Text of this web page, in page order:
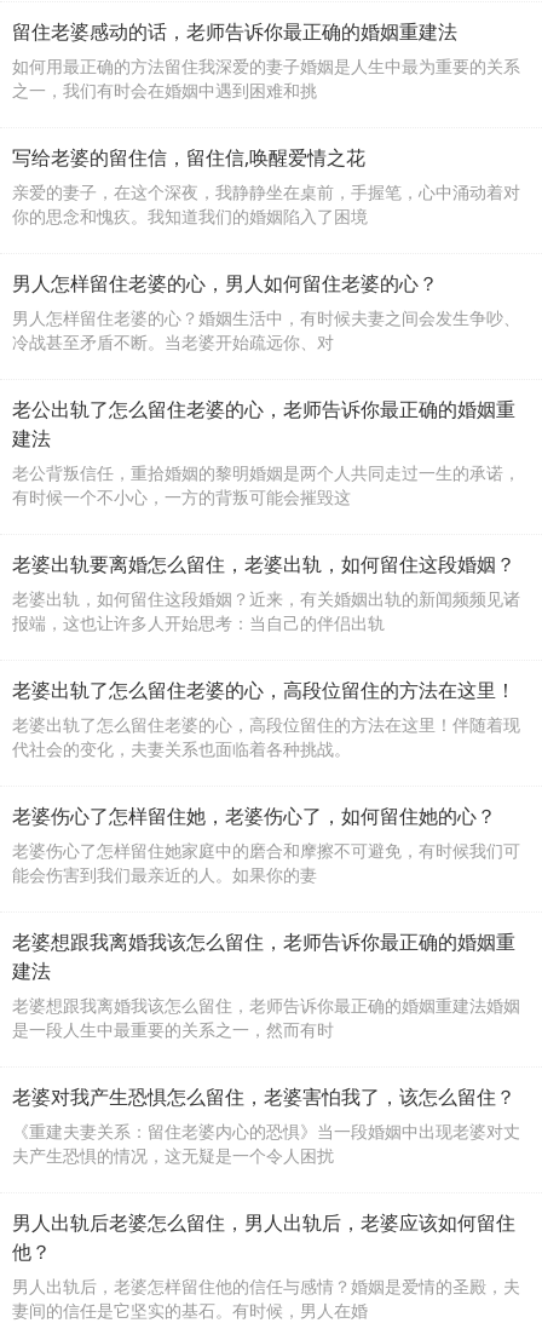
留住老婆感动的话，老师告诉你最正确的婚姻重建法
如何用最正确的方法留住我深爱的妻子婚姻是人生中最为重要的关系
之一，我们有时会在婚姻中遇到困难和挑
写给老婆的留住信，留住信,唤醒爱情之花
亲爱的妻子，在这个深夜，我静静坐在桌前，手握笔，心中涌动着对
你的思念和愧疚。我知道我们的婚姻陷入了困境
男人怎样留住老婆的心，男人如何留住老婆的心？
男人怎样留住老婆的心？婚姻生活中，有时候夫妻之间会发生争吵、
冷战甚至矛盾不断。当老婆开始疏远你、对
老公出轨了怎么留住老婆的心，老师告诉你最正确的婚姻重
建法
老公背叛信任，重拾婚姻的黎明婚姻是两个人共同走过一生的承诺，
有时候一个不小心，一方的背叛可能会摧毁这
老婆出轨要离婚怎么留住，老婆出轨，如何留住这段婚姻？
老婆出轨，如何留住这段婚姻？近来，有关婚姻出轨的新闻频频见诸
报端，这也让许多人开始思考：当自己的伴侣出轨
老婆出轨了怎么留住老婆的心，高段位留住的方法在这里！
老婆出轨了怎么留住老婆的心，高段位留住的方法在这里！伴随着现
代社会的变化，夫妻关系也面临着各种挑战。
老婆伤心了怎样留住她，老婆伤心了，如何留住她的心？
老婆伤心了怎样留住她家庭中的磨合和摩擦不可避免，有时候我们可
能会伤害到我们最亲近的人。如果你的妻
老婆想跟我离婚我该怎么留住，老师告诉你最正确的婚姻重
建法
老婆想跟我离婚我该怎么留住，老师告诉你最正确的婚姻重建法婚姻
是一段人生中最重要的关系之一，然而有时
老婆对我产生恐惧怎么留住，老婆害怕我了，该怎么留住？
《重建夫妻关系：留住老婆内心的恐惧》当一段婚姻中出现老婆对丈
夫产生恐惧的情况，这无疑是一个令人困扰
男人出轨后老婆怎么留住，男人出轨后，老婆应该如何留住
他？
男人出轨后，老婆怎样留住他的信任与感情？婚姻是爱情的圣殿，夫
妻间的信任是它坚实的基石。有时候，男人在婚